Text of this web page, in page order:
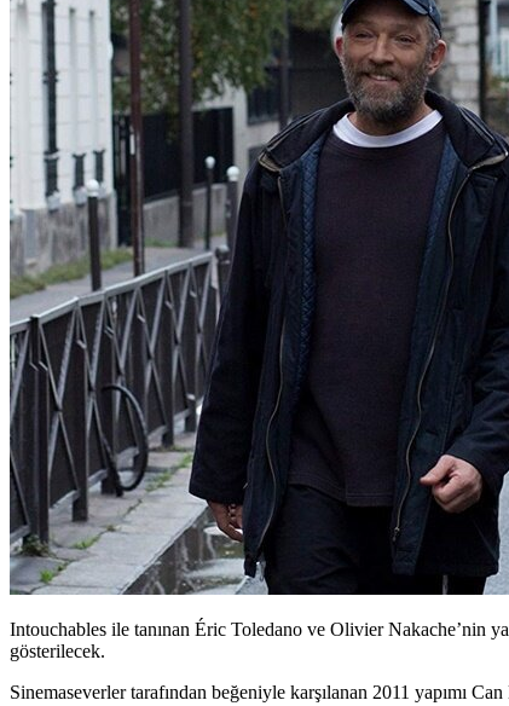
Intouchables ile tanınan Éric Toledano ve Olivier Nakache’nin
gösterilecek.
Sinemaseverler tarafından beğeniyle karşılanan 2011 yapımı